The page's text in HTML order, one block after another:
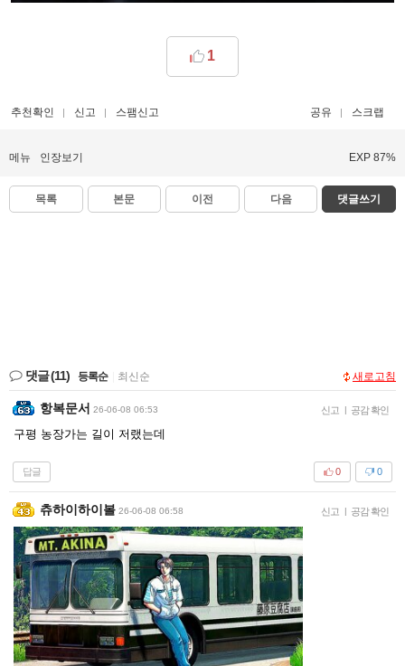
1
추천확인 신고 스팸신고 공유 스크랩
메뉴 인장보기 EXP 87%
목록 본문 이전 다음 댓글쓰기
댓글(11) 등록순 최신순 새로고침
항복문서 26-06-08 06:53 신고 | 공감 확인
구평 농장가는 길이 저랬는데
답글 0
0
츄하이하이볼 26-06-08 06:58 신고 | 공감 확인